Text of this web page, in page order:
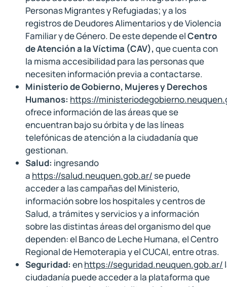
Personas Migrantes y Refugiadas; y a los
registros de Deudores Alimentarios y de Violencia
Familiar y de Género. De este depende elCentro
de Atención a la Víctima (CAV),que cuenta con
la misma accesibilidad para las personas que
necesiten información previa a contactarse.
Ministerio de Gobierno, Mujeres y Derechos
Humanos: https://
ofrece información de las áreas que se
encuentran bajo su órbita y de las líneas
telefónicas de atención a la ciudadanía que
gestionan.
Salud: ingresando
a https://salud.neuquen.gob.ar/se puede
acceder a las campañas del Ministerio,
información sobre los hospitales y centros de
Salud, a trámites y servicios y a información
sobre las distintas áreas del organismo del que
dependen: el Banco de Leche Humana, el Centro
Regional de Hemoterapia y el CUCAI, entre otras.
Seguridad: enhttps://seguridad.neuquen.gob.ar/
ciudadanía puede acceder a la plataforma que